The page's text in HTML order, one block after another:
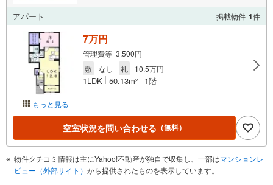
アパート 掲載物件 1件
もっと見る
7万円
管理費等 3,500円
敷
なし 礼 10.5万円
1LDK 50.13m2 1階
空室状況を問い合わせる （無料）
物件クチコミ情報は主にYahoo!不動産が独自で収集し、一部はマンションレ
ビュー（外部サイト） から提供されたものを表示しています。